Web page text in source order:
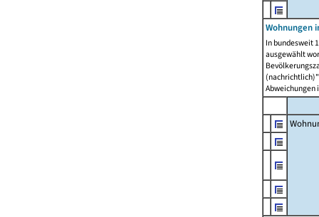
Wohnungen
In bundesweit
ausgewählt
Abweichungen